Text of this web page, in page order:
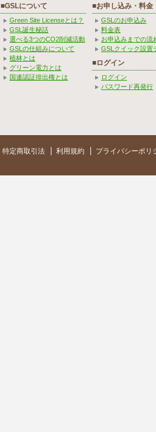
■GSLについて
Green Site Licenseとは？
GSL誕生秘話
選べる3つのCO2削減活動
GSLの仕組みについて
植林とは
グリーン電力とは
国連認証排出権とは
■お申し込み・料金
GSLのお申込み
料金表
お申込みまでの流
GSLクイック設置
■ログイン
ログイン
パスワード再発行
特定商取引法 利用規約 プライバシーポリ